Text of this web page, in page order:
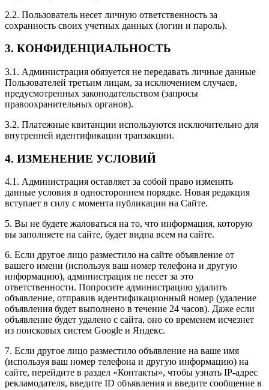
2.2. Пользователь несет личную ответственность за
сохранность своих учетных данных (логин и пароль).
3. КОНФИДЕНЦИАЛЬНОСТЬ
3.1. Администрация обязуется не передавать личные данные
Пользователей третьим лицам, за исключением случаев,
предусмотренных законодательством (запросы
правоохранительных органов).
3.2. Платежные квитанции используются исключительно для
внутренней идентификации транзакции.
4. ИЗМЕНЕНИЕ УСЛОВИЙ
4.1. Администрация оставляет за собой право изменять
данные условия в одностороннем порядке. Новая редакция
вступает в силу с момента публикации на Сайте.
5. Вы не будете жаловаться на то, что информация, которую
вы заполняете на сайте, будет видна всем на сайте.
6. Если другое лицо разместило на сайте объявление от
вашего имени (используя ваш номер телефона и другую
информацию), администрация не несет за это
ответственности. Попросите администрацию удалить
объявление, отправив идентификационный номер (удаление
объявления будет выполнено в течение 24 часов). Даже если
объявление будет удалено с сайта, оно со временем исчезнет
из поисковых систем Google и Яндекс.
7. Если другое лицо разместило объявление на ваше имя
(используя ваш номер телефона и другую информацию) на
сайте, перейдите в раздел «Контакты», чтобы узнать IP-адрес
рекламодателя, введите ID объявления и введите сообщение в